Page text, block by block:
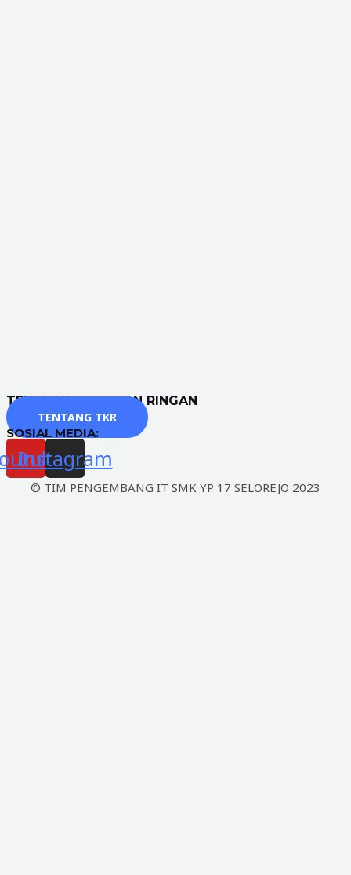
TEKNIK KENDARAAN RINGAN
TENTANG TKR
SOSIAL MEDIA:
Instagram
© TIM PENGEMBANG IT SMK YP 17 SELOREJO 2023